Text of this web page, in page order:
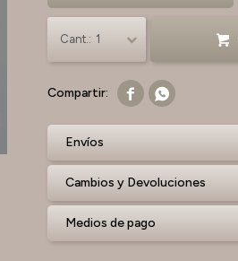
1
 
Envíos
Cambios y Devoluciones
Medios de pago